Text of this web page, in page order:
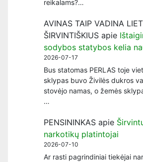
reikalams?…
AVINAS TAIP VADINA
ŠIRVINTIŠKIUS apie
sodybos statybos kelia
2026-07-17
Bus statomas PERLAS toje
sklypas buvo Živilės dukros
stovėjo namas, o žemės
…
PENSININKAS apie
narkotikų platintojai
2026-07-10
Ar rasti pagrindiniai tiekėjai